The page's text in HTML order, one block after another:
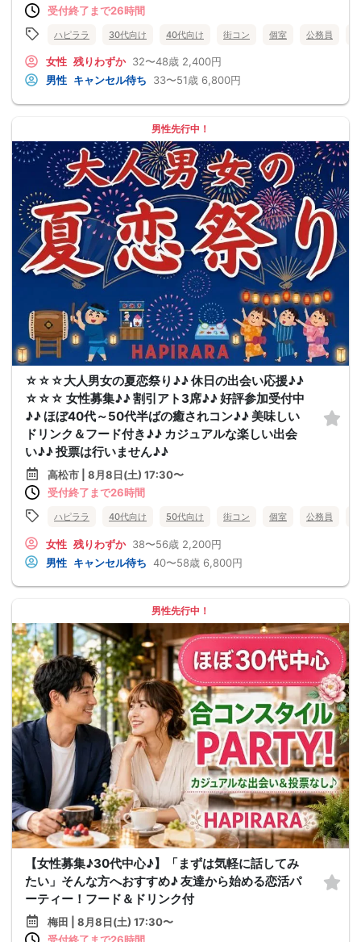
受付終了まで26時間
ハピララ 30代向け 40代向け 街コン 個室 公務員
女性 残りわずか 32〜48歳 2,400円
男性 キャンセル待ち 33〜51歳 6,800円
男性先行中！
☆☆☆大人男女の夏恋祭り♪♪ 休日の出会い応援♪♪
☆☆☆ 女性募集♪♪ 割引アト3席♪♪ 好評参加受付中
♪♪ ほぼ40代～50代半ばの癒されコン♪♪ 美味しい
ドリンク＆フード付き♪♪ カジュアルな楽しい出会
い♪♪ 投票は行いません♪♪
高松市 | 8月8日(土) 17:30〜
受付終了まで26時間
ハピララ 40代向け 50代向け 街コン 個室 公務員
女性 残りわずか 38〜56歳 2,200円
男性 キャンセル待ち 40〜58歳 6,800円
男性先行中！
【女性募集♪30代中心♪】「まずは気軽に話してみ
たい」そんな方へおすすめ♪ 友達から始める恋活パ
ーティー！フード＆ドリンク付
梅田 | 8月8日(土) 17:30〜